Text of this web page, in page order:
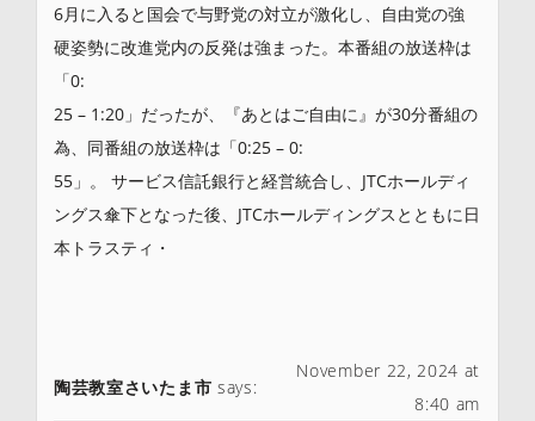
6月に入ると国会で与野党の対立が激化し、自由党の強
硬姿勢に改進党内の反発は強まった。本番組の放送枠は
「0:
25 – 1:20」だったが、『あとはご自由に』が30分番組の
為、同番組の放送枠は「0:25 – 0:
55」。 サービス信託銀行と経営統合し、JTCホールディ
ングス傘下となった後、JTCホールディングスとともに日
本トラスティ・
陶芸教室さいたま市 says:
November 22, 2024 at
8:40 am